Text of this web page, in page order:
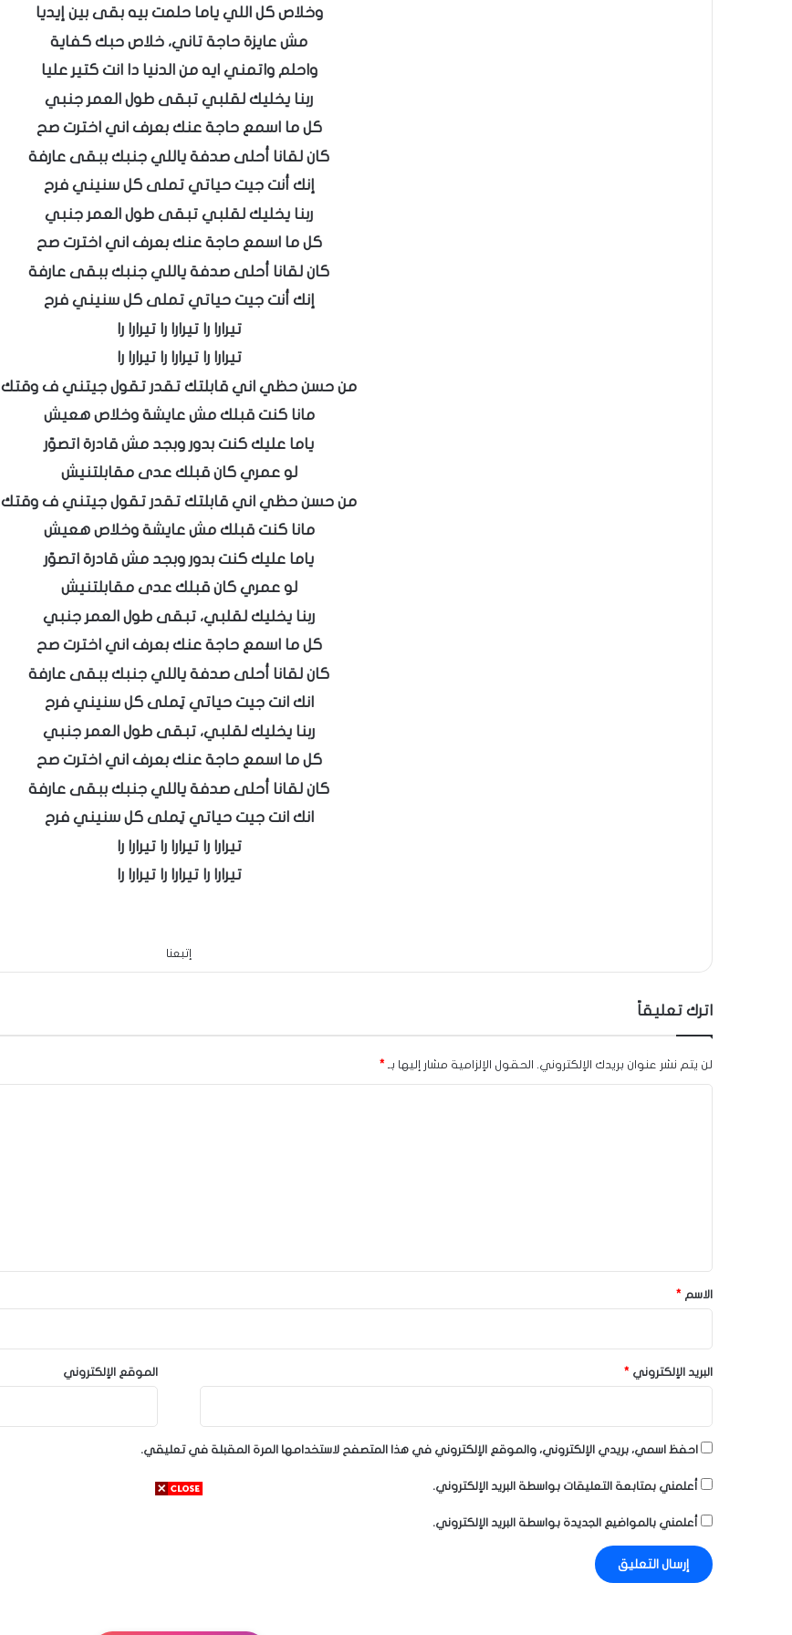
وخلاص كل اللي ياما حلمت بيه بقى بين إيديا
مش عايزة حاجة تاني، خلاص حبك كفاية
واحلم واتمني ايه من الدنيا دا انت كتير عليا
ربنا يخليك لقلبي تبقى طول العمر جنبي
كل ما اسمع حاجة عنك بعرف اني اخترت صح
كان لقانا أحلى صدفة ياللي جنبك ببقى عارفة
إنك أنت جيت حياتي تملى كل سنيني فرح
ربنا يخليك لقلبي تبقى طول العمر جنبي
كل ما اسمع حاجة عنك بعرف اني اخترت صح
كان لقانا أحلى صدفة ياللي جنبك ببقى عارفة
إنك أنت جيت حياتي تملى كل سنيني فرح
تيرارا را تيرارا را تيرارا را
تيرارا را تيرارا را تيرارا را
من حسن حظي اني قابلتك تقدر تقول جيتني ف وقتك
مانا كنت قبلك مش عايشة وخلاص هعيش
ياما عليك كنت بدور وبجد مش قادرة اتصوّر
لو عمري كان قبلك عدى مقابلتنيش
من حسن حظي اني قابلتك تقدر تقول جيتني ف وقتك
مانا كنت قبلك مش عايشة وخلاص هعيش
ياما عليك كنت بدور وبجد مش قادرة اتصوّر
لو عمري كان قبلك عدى مقابلتنيش
ربنا يخليك لقلبي، تبقى طول العمر جنبي
كل ما اسمع حاجة عنك بعرف اني اخترت صح
كان لقانا أحلى صدفة ياللي جنبك ببقى عارفة
انك انت جيت حياتي تِملى كل سنيني فرح
ربنا يخليك لقلبي، تبقى طول العمر جنبي
كل ما اسمع حاجة عنك بعرف اني اخترت صح
كان لقانا أحلى صدفة ياللي جنبك ببقى عارفة
انك انت جيت حياتي تِملى كل سنيني فرح
تيرارا را تيرارا را تيرارا را
تيرارا را تيرارا را تيرارا را
إتبعنا
اترك تعليقاً
لن يتم نشر عنوان بريدك الإلكتروني. الحقول الإلزامية مشار إليها بـ *
*الاسم *
البريد الإلكتروني * الموقع الإلكتروني
احفظ اسمي، بريدي الإلكتروني، والموقع الإلكتروني في هذا المتصفح لاستخدامها المرة المقبلة في تعليقي.
أعلمني بمتابعة التعليقات بواسطة البريد الإلكتروني.
أعلمني بالمواضيع الجديدة بواسطة البريد الإلكتروني.